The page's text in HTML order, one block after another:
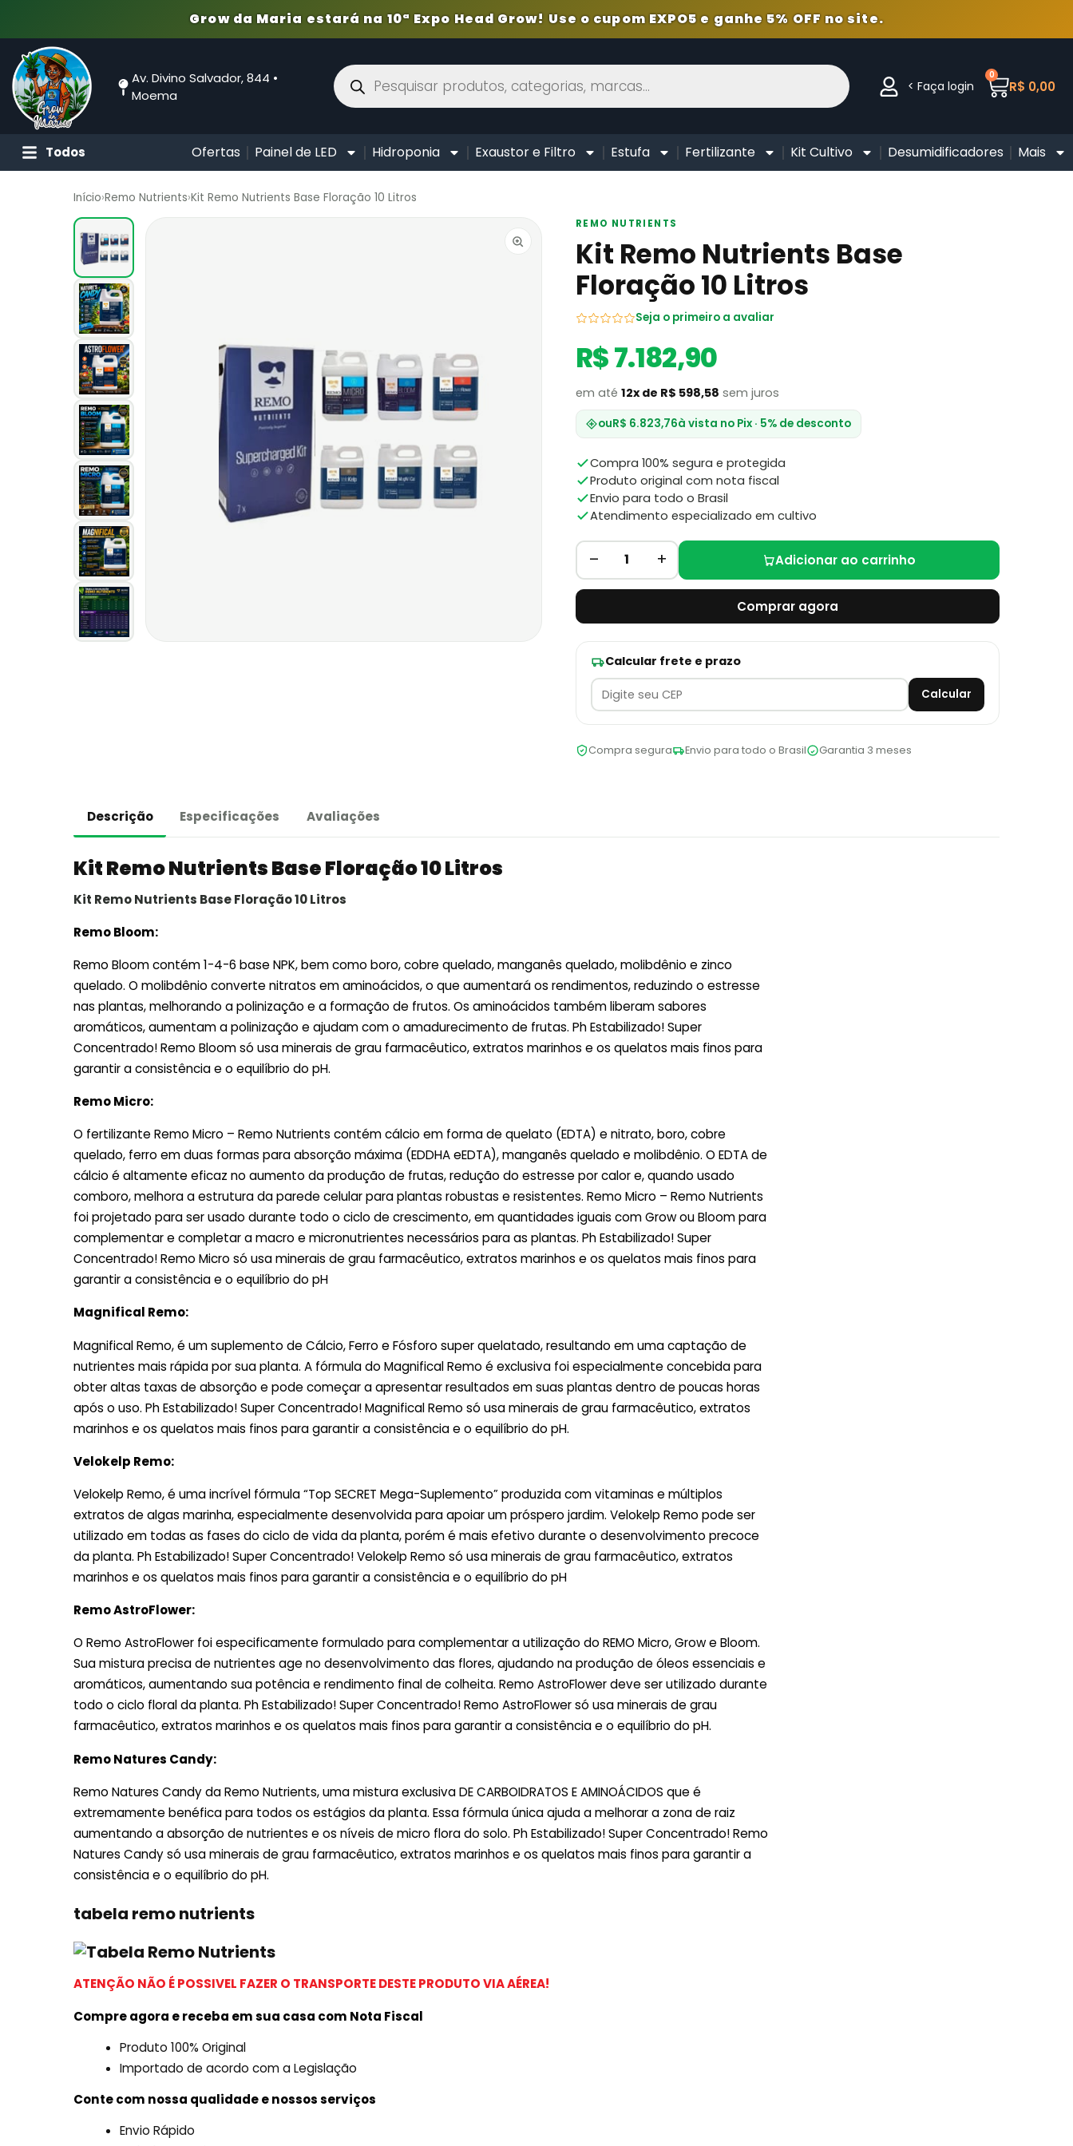
Grow da Maria estará na 10ª Expo Head Grow! Use o cupom EXPO5 e ganhe 5% OFF no site.
Av. Divino Salvador, 844 •
Moema
< Faça login R$ 0,00
0
Todos Ofertas Painel de LED Hidroponia Exaustor e Filtro Estufa Fertilizante Kit Cultivo Desumidificadores Mais
Início›Remo Nutrients›Kit Remo Nutrients Base Floração 10 Litros
REMO NUTRIENTS
Kit Remo Nutrients Base
Floração 10 Litros
Seja o primeiro a avaliar
R$ 7.182,90
em até 12x de R$ 598,58 sem juros
ouR$ 6.823,76à vista no Pix · 5% de desconto
Compra 100% segura e protegida
Produto original com nota fiscal
Envio para todo o Brasil
Atendimento especializado em cultivo
– 1 + Adicionar ao carrinho
Comprar agora
Calcular frete e prazo
Calcular
Compra segura Envio para todo o Brasil Garantia 3 meses
Descrição Especificações Avaliações
Kit Remo Nutrients Base Floração 10 Litros
Kit Remo Nutrients Base Floração 10 Litros
Remo Bloom:
Remo Bloom contém 1-4-6 base NPK, bem como boro, cobre quelado, manganês quelado, molibdênio e zinco
quelado. O molibdênio converte nitratos em aminoácidos, o que aumentará os rendimentos, reduzindo o estresse
nas plantas, melhorando a polinização e a formação de frutos. Os aminoácidos também liberam sabores
aromáticos, aumentam a polinização e ajudam com o amadurecimento de frutas. Ph Estabilizado! Super
Concentrado! Remo Bloom só usa minerais de grau farmacêutico, extratos marinhos e os quelatos mais finos para
garantir a consistência e o equilíbrio do pH.
Remo Micro:
O fertilizante Remo Micro – Remo Nutrients contém cálcio em forma de quelato (EDTA) e nitrato, boro, cobre
quelado, ferro em duas formas para absorção máxima (EDDHA eEDTA), manganês quelado e molibdênio. O EDTA de
cálcio é altamente eficaz no aumento da produção de frutas, redução do estresse por calor e, quando usado
comboro, melhora a estrutura da parede celular para plantas robustas e resistentes. Remo Micro – Remo Nutrients
foi projetado para ser usado durante todo o ciclo de crescimento, em quantidades iguais com Grow ou Bloom para
complementar e completar a macro e micronutrientes necessários para as plantas. Ph Estabilizado! Super
Concentrado! Remo Micro só usa minerais de grau farmacêutico, extratos marinhos e os quelatos mais finos para
garantir a consistência e o equilíbrio do pH
Magnifical Remo:
Magnifical Remo, é um suplemento de Cálcio, Ferro e Fósforo super quelatado, resultando em uma captação de
nutrientes mais rápida por sua planta. A fórmula do Magnifical Remo é exclusiva foi especialmente concebida para
obter altas taxas de absorção e pode começar a apresentar resultados em suas plantas dentro de poucas horas
após o uso. Ph Estabilizado! Super Concentrado! Magnifical Remo só usa minerais de grau farmacêutico, extratos
marinhos e os quelatos mais finos para garantir a consistência e o equilíbrio do pH.
Velokelp Remo:
Velokelp Remo, é uma incrível fórmula “Top SECRET Mega-Suplemento” produzida com vitaminas e múltiplos
extratos de algas marinha, especialmente desenvolvida para apoiar um próspero jardim. Velokelp Remo pode ser
utilizado em todas as fases do ciclo de vida da planta, porém é mais efetivo durante o desenvolvimento precoce
da planta. Ph Estabilizado! Super Concentrado! Velokelp Remo só usa minerais de grau farmacêutico, extratos
marinhos e os quelatos mais finos para garantir a consistência e o equilíbrio do pH
Remo AstroFlower:
O Remo AstroFlower foi especificamente formulado para complementar a utilização do REMO Micro, Grow e Bloom.
Sua mistura precisa de nutrientes age no desenvolvimento das flores, ajudando na produção de óleos essenciais e
aromáticos, aumentando sua potência e rendimento final de colheita. Remo AstroFlower deve ser utilizado durante
todo o ciclo floral da planta. Ph Estabilizado! Super Concentrado! Remo AstroFlower só usa minerais de grau
farmacêutico, extratos marinhos e os quelatos mais finos para garantir a consistência e o equilíbrio do pH.
Remo Natures Candy:
Remo Natures Candy da Remo Nutrients, uma mistura exclusiva DE CARBOIDRATOS E AMINOÁCIDOS que é
extremamente benéfica para todos os estágios da planta. Essa fórmula única ajuda a melhorar a zona de raiz
aumentando a absorção de nutrientes e os níveis de micro flora do solo. Ph Estabilizado! Super Concentrado! Remo
Natures Candy só usa minerais de grau farmacêutico, extratos marinhos e os quelatos mais finos para garantir a
consistência e o equilíbrio do pH.
tabela remo nutrients
ATENÇÃO NÃO É POSSIVEL FAZER O TRANSPORTE DESTE PRODUTO VIA AÉREA!
Compre agora e receba em sua casa com Nota Fiscal
Produto 100% Original
Importado de acordo com a Legislação
Conte com nossa qualidade e nossos serviços
Envio Rápido